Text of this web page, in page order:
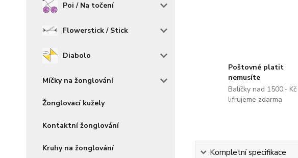
Poi / Na točení
Flowerstick / Stick
Diabolo
Míčky na žonglování
Žonglovací kužely
Kontaktní žonglování
Kruhy na žonglování
Poštovné platit
nemusíte
Balíčky nad 1500,- Kč
lifrujeme zdarma
Kompletní specifikace